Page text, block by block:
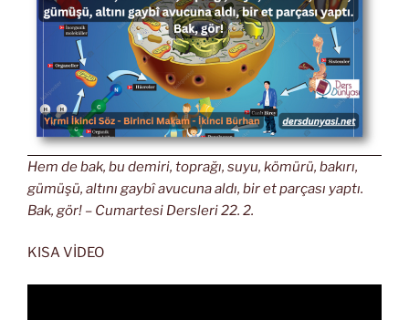
Hem de bak, bu demiri, toprağı, suyu, kömürü, bakırı,
gümüşü, altını gaybî avucuna aldı, bir et parçası yaptı.
Bak, gör! – Cumartesi Dersleri 22. 2.
KISA VİDEO